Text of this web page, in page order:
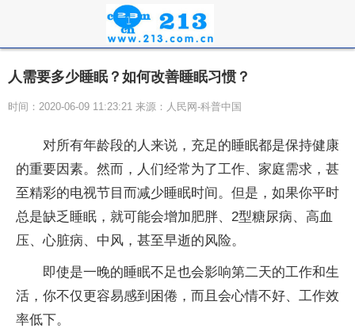
人需要多少睡眠？如何改善睡眠习惯？
时间：2020-06-09 11:23:21 来源：人民网-科普中国
对所有年龄段的人来说，充足的睡眠都是保持健康
的重要因素。然而，人们经常为了工作、家庭需求，甚
至精彩的电视节目而减少睡眠时间。但是，如果你平时
总是缺乏睡眠，就可能会增加肥胖、2型糖尿病、高血
压、心脏病、中风，甚至早逝的风险。
即使是一晚的睡眠不足也会影响第二天的工作和生
活，你不仅更容易感到困倦，而且会心情不好、工作效
率低下。